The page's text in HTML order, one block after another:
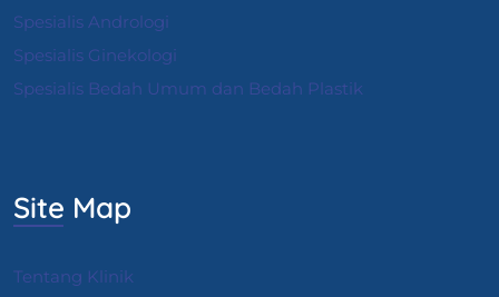
Spesialis Andrologi
Spesialis Ginekologi
Spesialis Bedah Umum dan Bedah Plastik
Site Map
Tentang Klinik